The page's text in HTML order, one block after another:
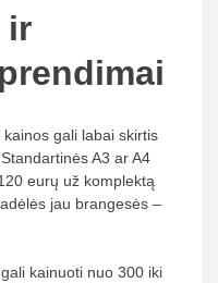
ir
gali labai skirtis
A3 ar A4
eurų už komplektą
jau brangesės –
kainuoti nuo 300 iki